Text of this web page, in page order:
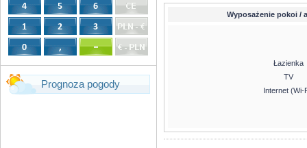
Wyposażenie pokoi /
Łazienka
TV
Internet (Wi-
Prognoza pogody